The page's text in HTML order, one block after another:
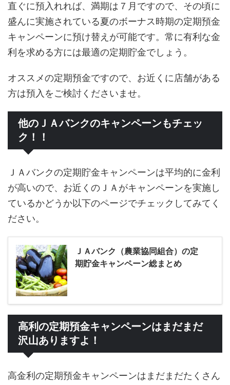
直ぐに預入れれば、満期は７月ですので、その頃に
盛んに実施されている夏のボーナス時期の定期預金
キャンペーンに預け替えが可能です。常に有利な金
利を求める方には最適の定期貯金でしょう。
オススメの定期預金ですので、お近くに店舗がある
方は預入をご検討くださいませ。
他のＪＡバンクのキャンペーンもチェッ
ク！！
ＪＡバンクの定期貯金キャンペーンは平均的に金利
が高いので、お近くのＪＡがキャンペーンを実施し
ているかどうか以下のページでチェックしてみてく
ださい。
ＪＡバンク（農業協同組合）の定
期貯金キャンペーン総まとめ
高利の定期預金キャンペーンはまだまだ
沢山ありますよ！
高金利の定期預金キャンペーンはまだまだたくさん